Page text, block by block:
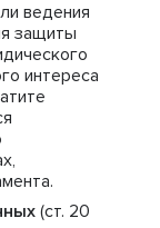
ведения
защиты
интереса
(ст. 20